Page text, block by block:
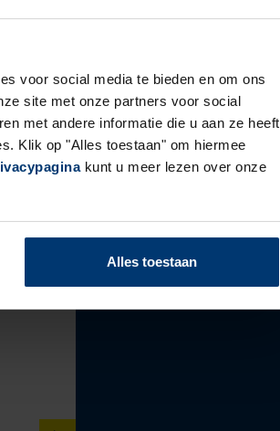
voor social media te bieden en om ons
site met onze partners voor social
met andere informatie die u aan ze heeft
Klik op "Alles toestaan" om hiermee
kunt u meer lezen over onze
Alles toestaan